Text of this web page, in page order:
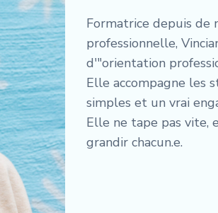
Formatrice depuis de
professionnelle,
d'"orientation
Elle accompagne les
simples et un vrai
Elle ne tape pas
grandir chacun.e.